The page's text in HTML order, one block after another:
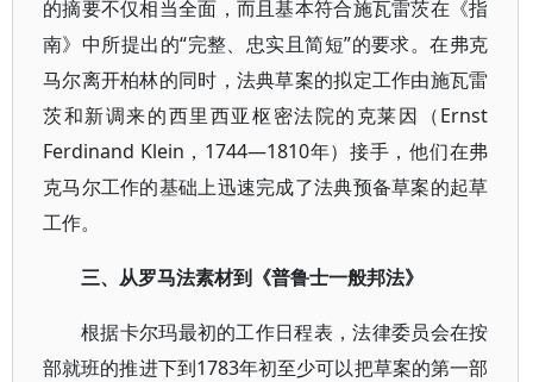
的摘要不仅相当全面，而且基本符合施瓦雷茨在《指
南》中所提出的“完整、忠实且简短”的要求。在弗克
马尔离开柏林的同时，法典草案的拟定工作由施瓦雷
茨和新调来的西里西亚枢密法院的克莱因（Ernst
Ferdinand Klein，1744—1810年）接手，他们在弗
克马尔工作的基础上迅速完成了法典预备草案的起草
工作。
三、从罗马法素材到《普鲁士一般邦法》
根据卡尔玛最初的工作日程表，法律委员会在按
部就班的推进下到1783年初至少可以把草案的第一部